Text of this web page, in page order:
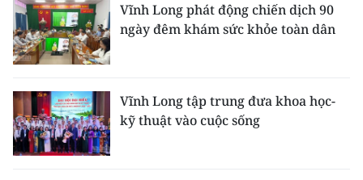
Đồng bằng sông Cửu Long
Chuyên trang Hà Nội
Chuyên trang TP. Hồ Chí Minh
CHUYÊN ĐỀ
Vĩnh Long phát động chiến dịch 90
ngày đêm khám sức khỏe toàn dân
Vĩnh Long tập trung đưa khoa học-
kỹ thuật vào cuộc sống